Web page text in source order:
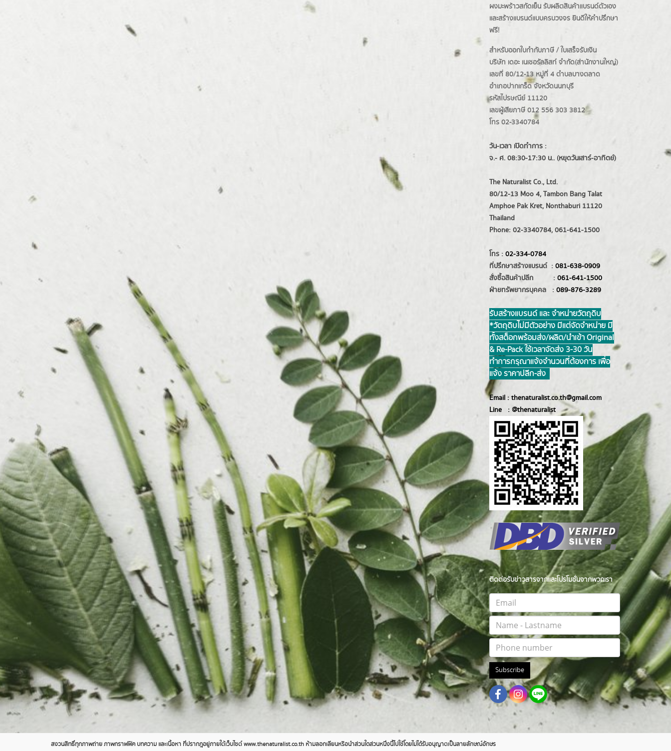
ผงมะพร้าวสกัดเย็น รับผลิตสินค้าแบรนด์ตัวเอง
และสร้างแบรนด์แบบครบวงจร ยินดีให้คำปรึกษา
ฟรี!
สำหรับออกใบกำกับภาษี / ใบเสร็จรับเงิน
บริษัท เดอะ เนเชอรัลลิสท์ จำกัด(ส่านักงานใหญ่)
เลขที่ 80/12-13 หมู่ที่ 4 ตำบลบางตลาด
อำเภอปากเกร็ดจังหวัดนนทบุรี
รหัสไปรษณีย์ 11120
เลขผู้เสียภาษี 012 556 303 3812
โทร 02-3340784
วัน-เวลา เปิดทำการ :
จ.- ศ. 08:30-17:30 น.. (หยุดวันเสาร์-อาทิตย์)
The Naturalist Co., Ltd.
80/12-13 Moo 4, Tambon Bang Talat
Amphoe Pak Kret, Nonthaburi 11120
Thailand
Phone: 02-3340784, 061-641-1500
โทร : 02-334-0784
ที่ปรึกษาสร้างแบรนด์ : 081-638-0909
สั่งซื้อสินค้าปลีก : 061-641-1500
ฝ่ายทรัพยากรบุคคล : 089-876-3289
รับสร้างแบรนด์ และ จำหน่ายวัตถุดิบ
*วัตถุดิบไม่มีตัวอย่าง มีแต่จัดจำหน่าย มี
ทั้งสต็อกพร้อมส่ง/ผลิต/นำเข้า Original
& Re-Pack ใช้เวลาจัดส่ง 3-30 วัน
ทำการ กรุณาแจ้งจำนวนที่ต้องการ เพื่อ
แจ้ง ราคาปลีก-ส่ง
Email : thenaturalist.co.th@gmail.com
Line : @thenaturalist
ติดต่อรับข่าวสารจากและโปรโมชั่นจากพวกเรา
Subscribe
สงวนสิทธิ์ทุกภาพถ่าย ภาพกราฟฟิค บทความ และเนื้อหา ที่ปรากฎอยู่ภายใต้เว็บไซต์ www.thenaturalist.co.th ห้ามลอกเลียนหรือนำส่วนใดส่วนหนึ่งนี้ไปใช้โดยไม่ได้รับอนุญาตเป็นลายลักษณ์อักษร